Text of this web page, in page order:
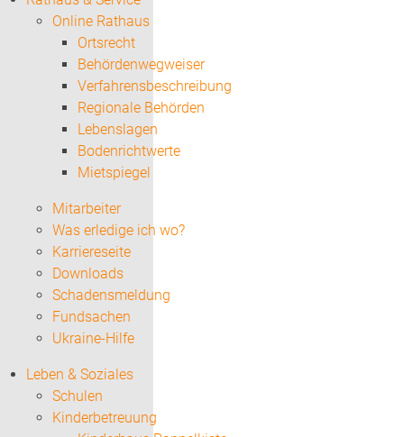
Online Rathaus
Ortsrecht
Behördenwegweiser
Verfahrensbeschreibung
Regionale Behörden
Lebenslagen
Bodenrichtwerte
Mietspiegel
Mitarbeiter
Was erledige ich wo?
Karriereseite
Downloads
Schadensmeldung
Fundsachen
Ukraine-Hilfe
Leben & Soziales
Schulen
Kinderbetreuung